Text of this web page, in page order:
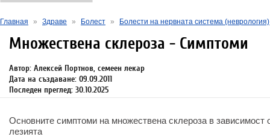
Главная » Здраве » Болест » Болести на нервната система (неврология)
Множествена склероза - Симптоми
Автор: Алексей Портнов, семеен лекар
Дата на създаване: 09.09.2011
Последен преглед: 30.10.2025
Основните симптоми на множествена склероза в зависимост
лезията